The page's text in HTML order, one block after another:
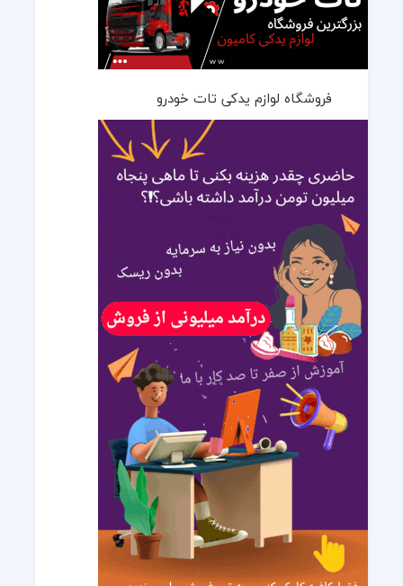
فروشگاه لوازم یدکی تات خودرو